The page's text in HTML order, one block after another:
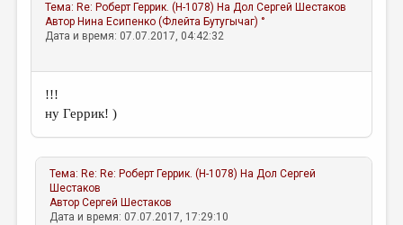
РЕДКОЛЛЕГИЯ
ОТ РЕДАКЦИИ
МАЛАЯ ПРОЗА
ЭССЕИСТИКА
ЛИТЕРАТУРОВЕДЕНИЕ
КУЛЬТУРОВЕДЕНИЕ
ПУБЛИЦИСТИКА
Тема: Re: Роберт Геррик. (H-1078) На Дол Сергей Шестаков
Автор Нина Есипенко (Флейта Бутугычаг) °
Дата и время: 07.07.2017, 04:42:32
!!!
ну Геррик! )
Тема: Re: Re: Роберт Геррик. (H-1078) На Дол Сергей
Шестаков
АвторСергей Шестаков
Дата и время: 07.07.2017, 17:29:10